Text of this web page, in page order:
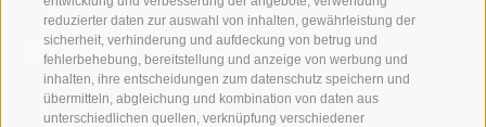
reduzierter daten zur auswahl von inhalten, gewährleistung der
sicherheit, verhinderung und aufdeckung von betrug und
fehlerbehebung, bereitstellung und anzeige von werbung und
inhalten, ihre entscheidungen zum datenschutz speichern und
übermitteln, abgleichung und kombination von daten aus
unterschiedlichen quellen, verknüpfung verschiedener
Kontaktieren Sie uns
IDM Südtirol - Alto Adige